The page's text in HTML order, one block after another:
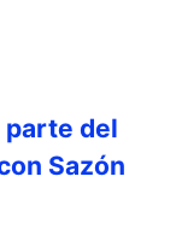
del
Sazón